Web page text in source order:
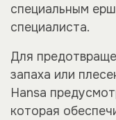
специальным
специалиста.
Для
запаха или
Hansa
которая